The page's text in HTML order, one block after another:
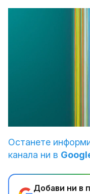
12.86%
Останете
канала ни в
Добави ни в